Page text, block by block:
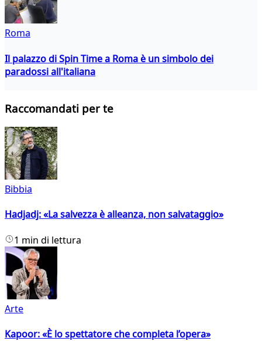
Roma
Il palazzo di Spin Time a Roma è un simbolo dei
paradossi all'italiana
Raccomandati per te
Bibbia
Hadjadj: «La salvezza è alleanza, non salvataggio»
1 min di lettura
Arte
Kapoor: «È lo spettatore che completa l’opera»